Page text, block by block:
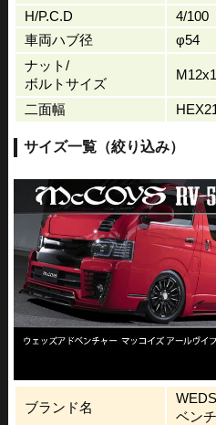
H/P.C.D
4/100
車両ハブ径
φ54
ナット/
ボルトサイズ
二面幅
サイズ一覧（絞り込み）
ブランド名
ベン